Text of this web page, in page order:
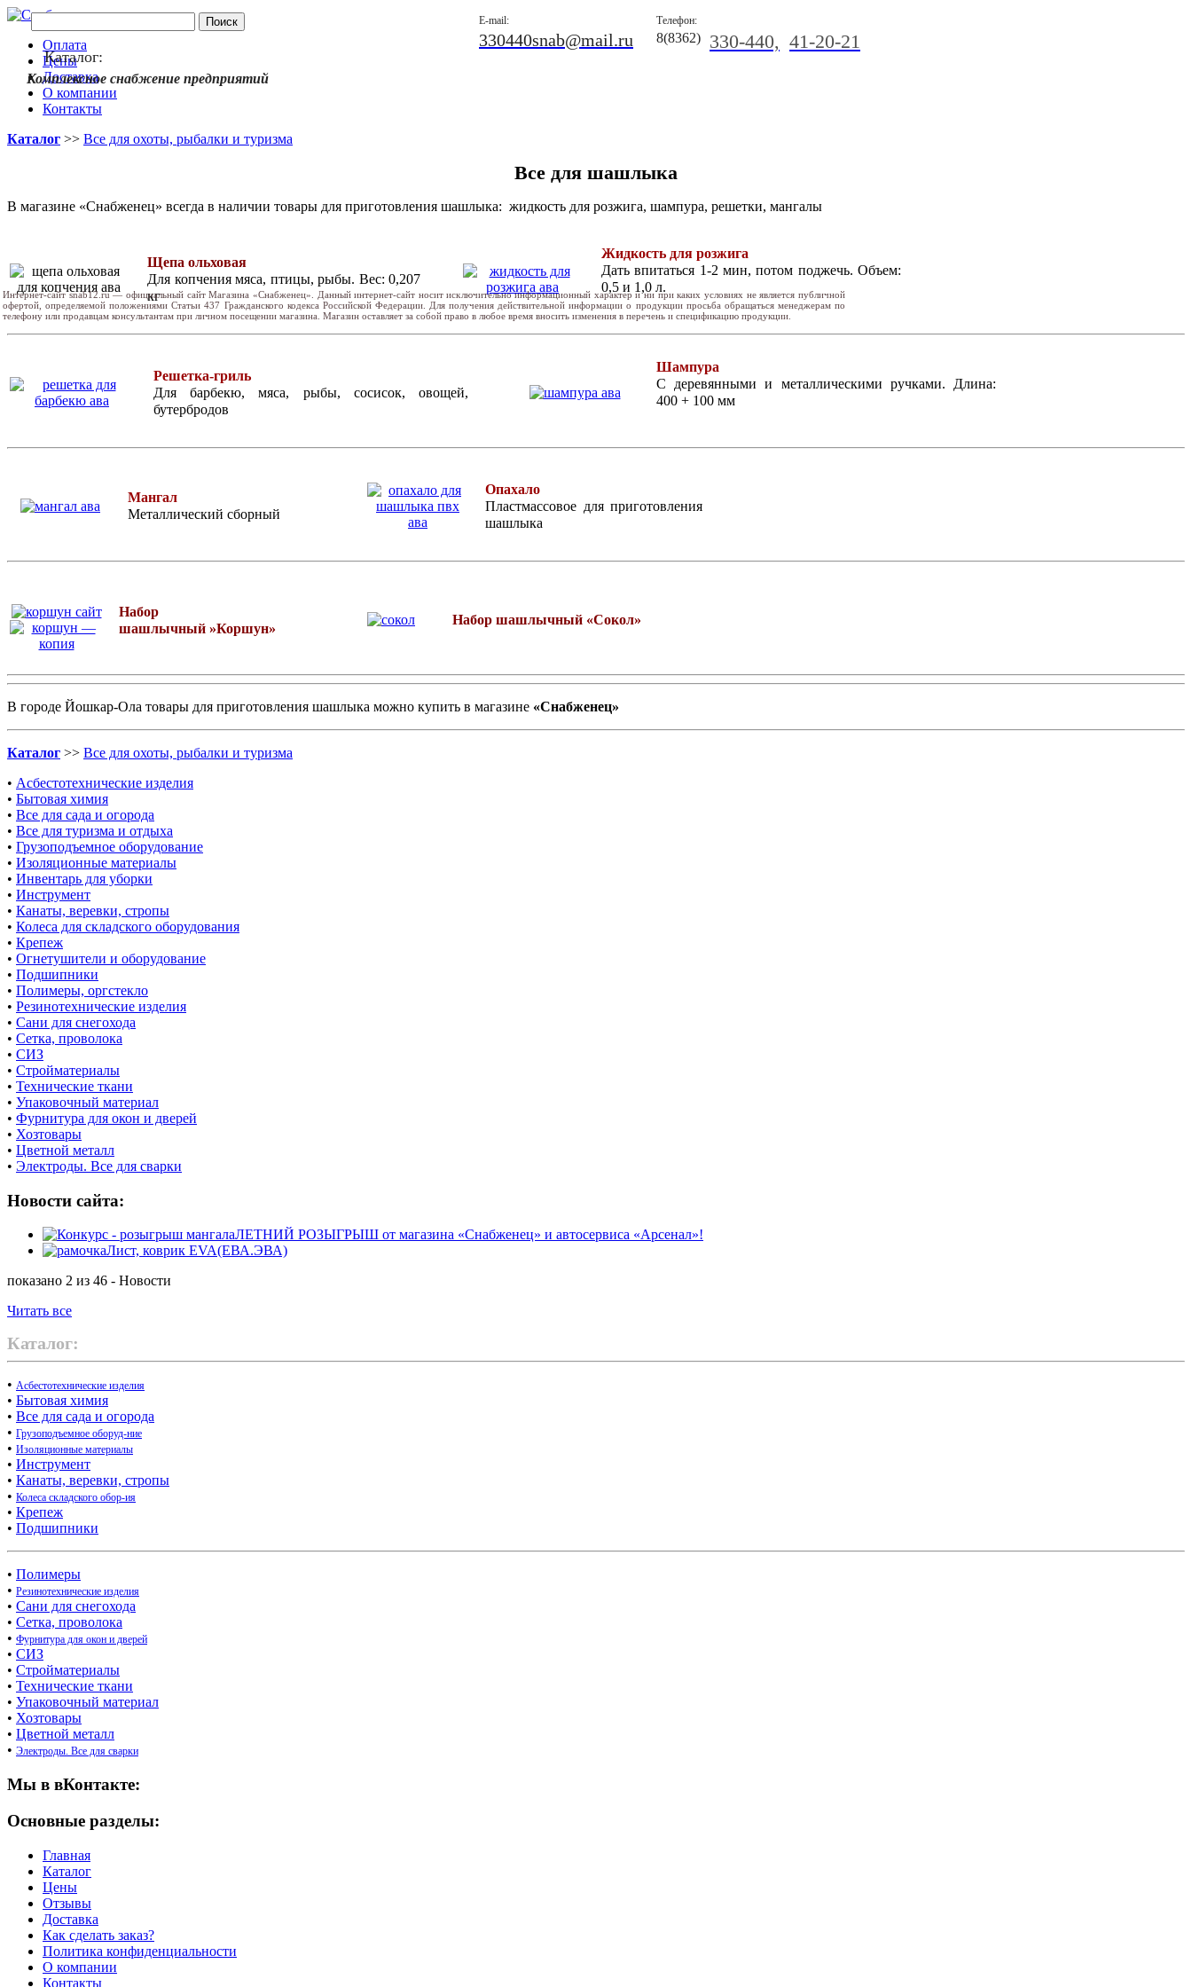
Оплата
Цены
Доставка
О компании
Контакты
Комплексное снабжение предприятий
Телефон:
8(8362) 330-440, 41-20-21
E-mail:
330440snab@mail.ru
Каталог >> Все для охоты, рыбалки и туризма
Все для шашлыка
В магазине «Снабженец» всегда в наличии товары для приготовления шашлыка: жидкость для розжига, шампура, решетки, мангалы
Щепа ольховая
Для копчения мяса, птицы, рыбы. Вес: 0,207
кг
Жидкость для розжига
Дать впитаться 1-2 мин, потом поджечь. Объем:
0,5 и 1,0 л.
Решетка-гриль
Для барбекю, мяса, рыбы, сосисок, овощей,
бутербродов
Шампура
С деревянными и металлическими ручками. Длина:
400 + 100 мм
Мангал
Металлический сборный
Опахало
Пластмассовое для приготовления
шашлыка
Набор
шашлычный »Коршун»
Набор шашлычный «Сокол»
В городе Йошкар-Ола товары для приготовления шашлыка можно купить в магазине «Снабженец»
Каталог >> Все для охоты, рыбалки и туризма
Каталог:
• Асбестотехнические изделия
• Бытовая химия
• Все для сада и огорода
• Все для туризма и отдыха
• Грузоподъемное оборудование
• Изоляционные материалы
• Инвентарь для уборки
• Инструмент
• Канаты, веревки, стропы
• Колеса для складского оборудования
• Крепеж
• Огнетушители и оборудование
• Подшипники
• Полимеры, оргстекло
• Резинотехнические изделия
• Сани для снегохода
• Сетка, проволока
• СИЗ
• Стройматериалы
• Технические ткани
• Упаковочный материал
• Фурнитура для окон и дверей
• Хозтовары
• Цветной металл
• Электроды. Все для сварки
Новости сайта:
ЛЕТНИЙ РОЗЫГРЫШ от магазина «Снабженец» и автосервиса «Арсенал»!
Лист, коврик EVA(ЕВА.ЭВА)
показано 2 из 46 - Новости
Читать все
Интернет-сайт snab12.ru — официальный сайт Магазина «Снабженец». Данный интернет-сайт носит исключительно информационный характер и ни при каких условиях не является публичной
офертой, определяемой положениями Статьи 437 Гражданского кодекса Российской Федерации. Для получения действительной информации о продукции просьба обращаться менеджерам по
телефону или продавцам консультантам при личном посещении магазина. Магазин оставляет за собой право в любое время вносить изменения в перечень и спецификацию продукции.
Каталог:
• Асбестотехнические изделия
• Бытовая химия
• Все для сада и огорода
• Грузоподъемное оборуд-ние
• Изоляционные материалы
• Инструмент
• Канаты, веревки, стропы
• Колеса складского обор-ия
• Крепеж
• Подшипники
• Полимеры
• Резинотехнические изделия
• Сани для снегохода
• Сетка, проволока
• Фурнитура для окон и дверей
• СИЗ
• Стройматериалы
• Технические ткани
• Упаковочный материал
• Хозтовары
• Цветной металл
• Электроды. Все для сварки
Мы в вКонтакте:
Основные разделы:
Главная
Каталог
Цены
Отзывы
Доставка
Как сделать заказ?
Политика конфиденциальности
О компании
Контакты